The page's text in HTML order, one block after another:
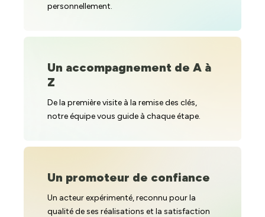
personnellement.
Un accompagnement de A à
Z
De la première visite à la remise des clés,
notre équipe vous guide à chaque étape.
Un promoteur de confiance
Un acteur expérimenté, reconnu pour la
qualité de ses réalisations et la satisfaction